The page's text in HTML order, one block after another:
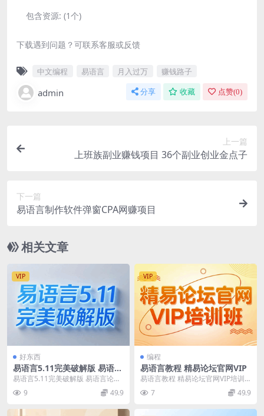
包含资源: (1个)
下载遇到问题？可联系客服或反馈
中文编程 易语言 月入过万 赚钱路子
admin 分享 收藏 点赞(0)
上一篇
上班族副业赚钱项目 36个副业创业金点子
下一篇
易语言制作软件弹窗CPA网赚项目
相关文章
VIP
好东西
易语言5.11完美破解版 易语言
官网论坛
易语言5.11完美破解版 易语言论坛
官网 易语言5.11是专为中文用户设
计的编程...
9 49.9
VIP
编程
易语言教程 精易论坛官网VIP
易语言教程 精易论坛官网VIP培训
班教程 1.精易VIP_易语言零起点教
程-中文...
7 49.9